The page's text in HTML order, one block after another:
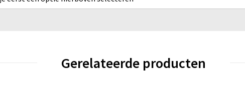
Gerelateerde producten